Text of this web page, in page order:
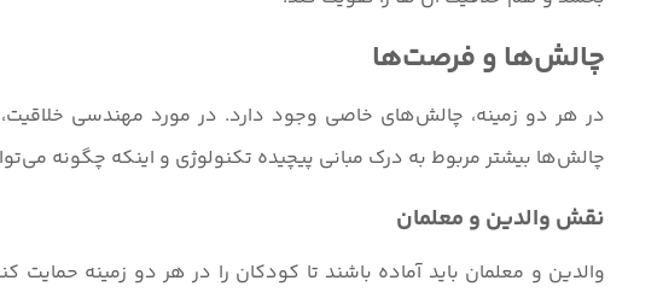
چالش‌ها و فرصت‌ها
در هر دو زمینه، چالش‌های خاصی وجود دارد. در مورد مهندسی
چالش‌ها بیشتر مربوط به درک مبانی پیچیده تکنولوژی و اینکه چگونه
نقش والدین و معلمان
والدین و معلمان باید آماده باشند تا کودکان را در هر دو زمینه